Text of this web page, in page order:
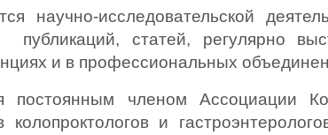
научно-исследовательской
публикаций, статей, регулярно
и в профессиональных
постоянным членом Ассоциации
колопроктологов и